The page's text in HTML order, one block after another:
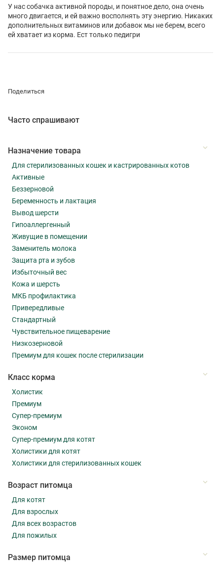
У нас собачка активной породы, и понятное дело, она очень
много двигается, и ей важно восполнять эту энергию. Никаких
дополнительных витаминов или добавок мы не берем, всего
ей хватает из корма. Ест только педигри
Поделиться
Часто спрашивают
Назначение товара
Для стерилизованных кошек и кастрированных котов
Активные
Беззерновой
Беременность и лактация
Вывод шерсти
Гипоаллергенный
Живущие в помещении
Заменитель молока
Защита рта и зубов
Избыточный вес
Кожа и шерсть
МКБ профилактика
Привередливые
Стандартный
Чувствительное пищеварение
Низкозерновой
Премиум для кошек после стерилизации
Класс корма
Холистик
Премиум
Супер-премиум
Эконом
Супер-премиум для котят
Холистики для котят
Холистики для стерилизованных кошек
Возраст питомца
Для котят
Для взрослых
Для всех возрастов
Для пожилых
Размер питомца